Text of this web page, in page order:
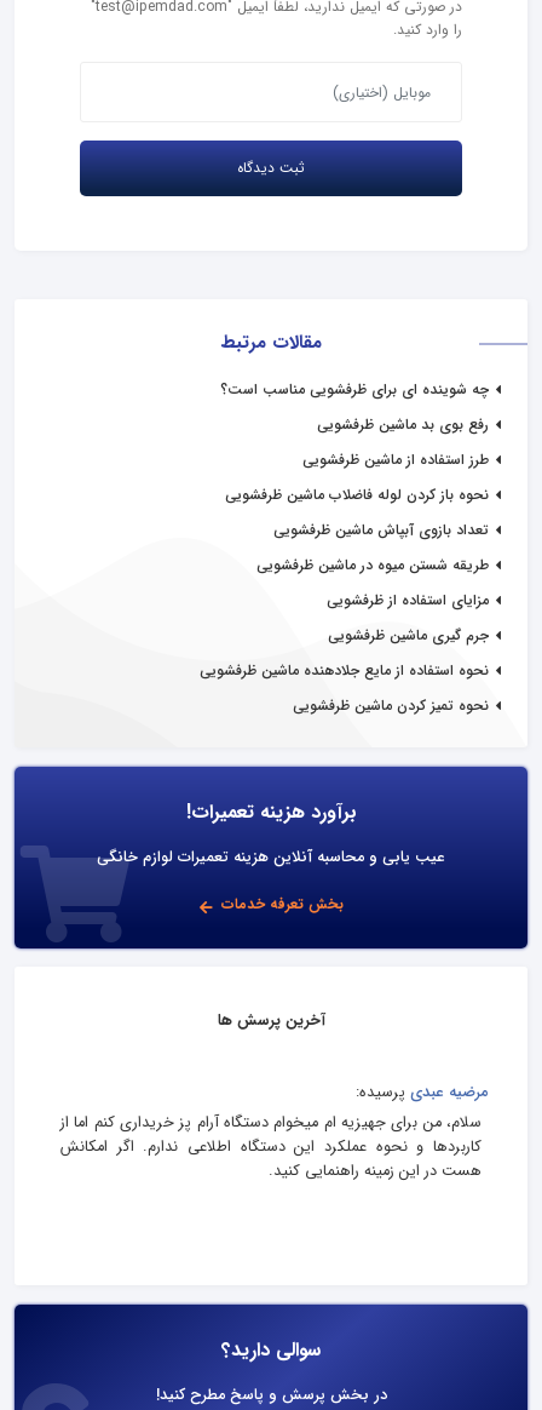
مقالات مرتبط
چه شوینده ای برای ظرفشویی مناسب است؟
رفع بوی بد ماشین ظرفشویی
طرز استفاده از ماشین ظرفشویی
نحوه باز کردن لوله فاضلاب ماشین ظرفشویی
تعداد بازوی آبپاش ماشین ظرفشویی
طریقه شستن میوه در ماشین ظرفشویی
مزایای استفاده از ظرفشویی
جرم گیری ماشین ظرفشویی
نحوه استفاده از مایع جلادهنده ماشین ظرفشویی
نحوه تمیز کردن ماشین ظرفشویی
برآورد هزینه تعمیرات!
عیب یابی و محاسبه آنلاین هزینه تعمیرات لوازم خانگی
بخش تعرفه خدمات
در صورتی که ایمیل ندارید، لطفاً ایمیل "test@ipemdad.com"
را وارد کنید.
آخرین پرسش ها
مرضیه عبدی پرسیده:
سلام، من برای جهیزیه‌ ام میخوام دستگاه آرام پز خریداری کنم اما از
کاربردها و نحوه عملکرد این دستگاه اطلاعی ندارم. اگر امکانش
هست در این زمینه راهنمایی کنید.
سوالی دارید؟
در بخش پرسش و پاسخ مطرح کنید!